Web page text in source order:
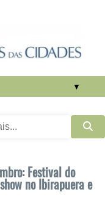
▼
Festival do
no Ibirapuera e